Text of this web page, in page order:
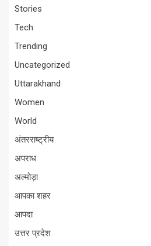
Stories
Tech
Trending
Uncategorized
Uttarakhand
Women
World
अंतरराष्ट्रीय
अपराध
अल्मोड़ा
आपका शहर
आपदा
उत्तर प्रदेश